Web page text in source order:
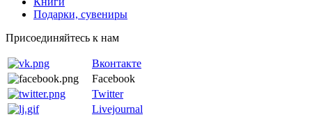
Подарки, сувениры
Присоединяйтесь к нам
Вконтакте
Facebook
Twitter
Livejournal